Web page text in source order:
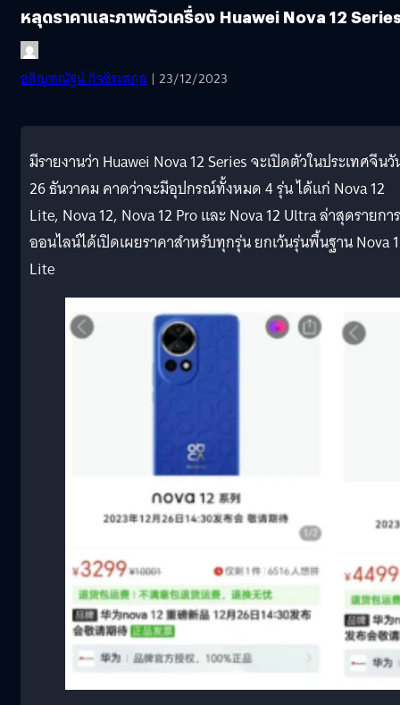
หลุดราคาและภาพตัวเครื่อง Huawei Nova 12
อลิญฑณัฐน์ กิจชิระสกุล | 23/12/2023
มีรายงานว่า Huawei Nova 12 Series จะเปิดตัวในประเทศจีน
26 ธันวาคม คาดว่าจะมีอุปกรณ์ทั้งหมด 4 รุ่น ได้แก่ Nova 12
Lite, Nova 12, Nova 12 Pro และ Nova 12 Ultra ล่าสุดรายการ
ออนไลน์ได้เปิดเผยราคาสำหรับทุกรุ่น ยกเว้นรุ่นพื้นฐาน Nova
Lite